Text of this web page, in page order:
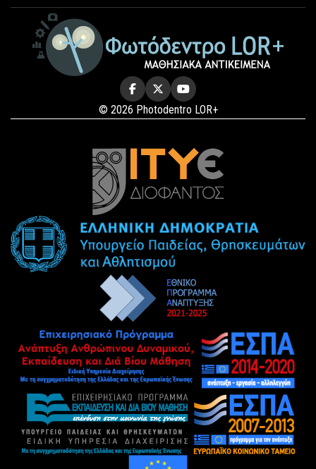
© 2026 Photodentro LOR+